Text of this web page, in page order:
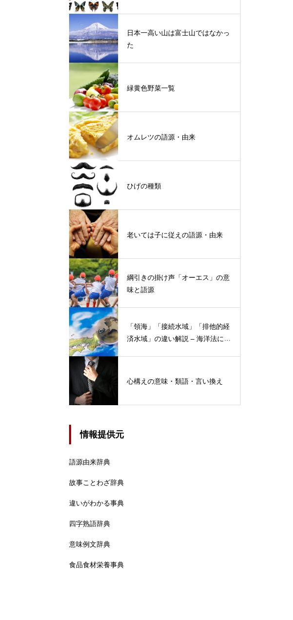
日本一高い山は富士山ではなかっ
た
緑黄色野菜一覧
オムレツの語源・由来
ひげの種類
老いては子に従えの語源・由来
綱引きの掛け声「オーエス」の意
味と語源
「領海」「接続水域」「排他的経
済水域」の違い解説 – 海洋法にお
心構えの意味・類語・言い換え
情報提供元
語源由来辞典
故事ことわざ辞典
違いがわかる事典
四字熟語辞典
意味例文辞典
食品食材栄養事典